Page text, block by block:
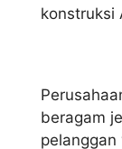
konstruksi
beragam